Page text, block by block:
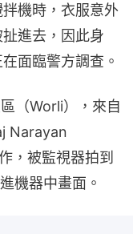
機時，衣服意外
進去，因此身
面臨警方調查。
（Worli），來自
Narayan
，被監視器拍到
機器中畫面。